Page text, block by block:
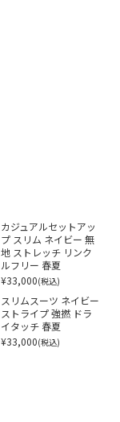
カジュアルセットアッ
プ スリム ネイビー 無
地 ストレッチ リンク
ルフリー 春夏
¥33,000(税込)
スリムスーツ ネイビー
ストライプ 強撚 ドラ
イタッチ 春夏
¥33,000(税込)